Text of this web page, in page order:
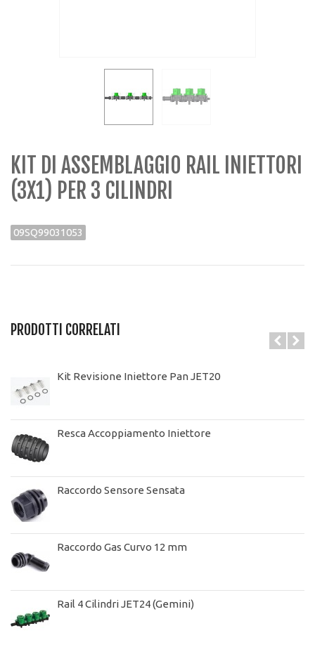
KIT DI ASSEMBLAGGIO RAIL INIETTORI
(3X1) PER 3 CILINDRI
09SQ99031053
PRODOTTI CORRELATI
Kit Revisione Iniettore Pan JET20
Resca Accoppiamento Iniettore
Raccordo Sensore Sensata
Raccordo Gas Curvo 12 mm
Rail 4 Cilindri JET24 (Gemini)